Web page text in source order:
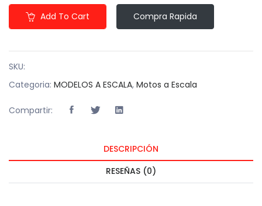
Add To Cart Compra Rapida
SKU:
Categoria: MODELOS A ESCALA, Motos a Escala
Compartir:
DESCRIPCIÓN
RESEÑAS (0)